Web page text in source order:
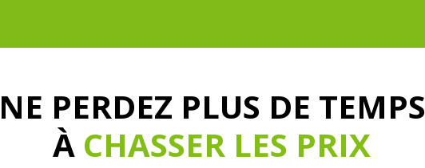
NE PERDEZ PLUS DE TEMPS
À CHASSER LES PRIX